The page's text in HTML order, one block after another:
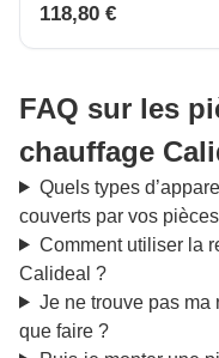
118,80 €
FAQ sur les
chauffage
Quels types
couverts par vos
Comment utiliser la
Calideal ?
Je ne trouve pas ma
que faire ?